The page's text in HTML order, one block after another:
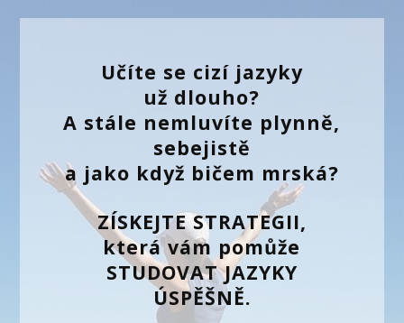
Učíte se cizí jazyky
už dlouho?
A stále nemluvíte plynně,
sebejistě
a jako když bičem mrská?
ZÍSKEJTE STRATEGII,
která vám pomůže
STUDOVAT JAZYKY
ÚSPĚŠNĚ.